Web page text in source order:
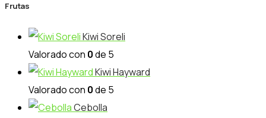
Frutas
Kiwi Soreli
Valorado con 0de 5
Kiwi Hayward
Valorado con 0de 5
Cebolla